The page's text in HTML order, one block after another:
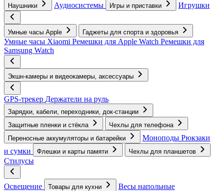
Наушники Аудиосистемы Игры и приставки Игрушки
Умные часы Apple Гаджеты для спорта и здоровья
Умные часы Xiaomi Ремешки для Apple Watch Ремешки для
Samsung Watch
Экшн-камеры и видеокамеры, аксессуары
GPS-трекер Держатели на руль
Зарядки, кабели, переходники, док-станции
Защитные пленки и стёкла
Чехлы для телефона
Переносные аккумуляторы и батарейки
Моноподы Рюкзаки
и сумки
Флешки и карты памяти Чехлы для планшетов
Стилусы
Освещение Товары для кухни Весы напольные